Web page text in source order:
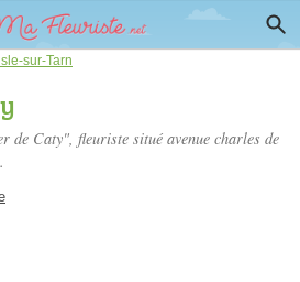
sur-Tarn
de Caty", fleuriste situé avenue charles de